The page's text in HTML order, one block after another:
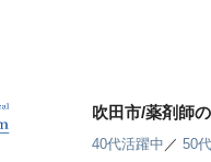
吹田市/薬剤師
40代活躍中 ／50